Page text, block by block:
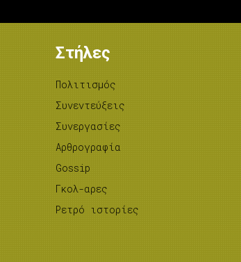
Στήλες
Πολιτισμός
Συνεντεύξεις
Συνεργασίες
Αρθρογραφία
Gossip
Γκολ-αρες
Ρετρό ιστορίες